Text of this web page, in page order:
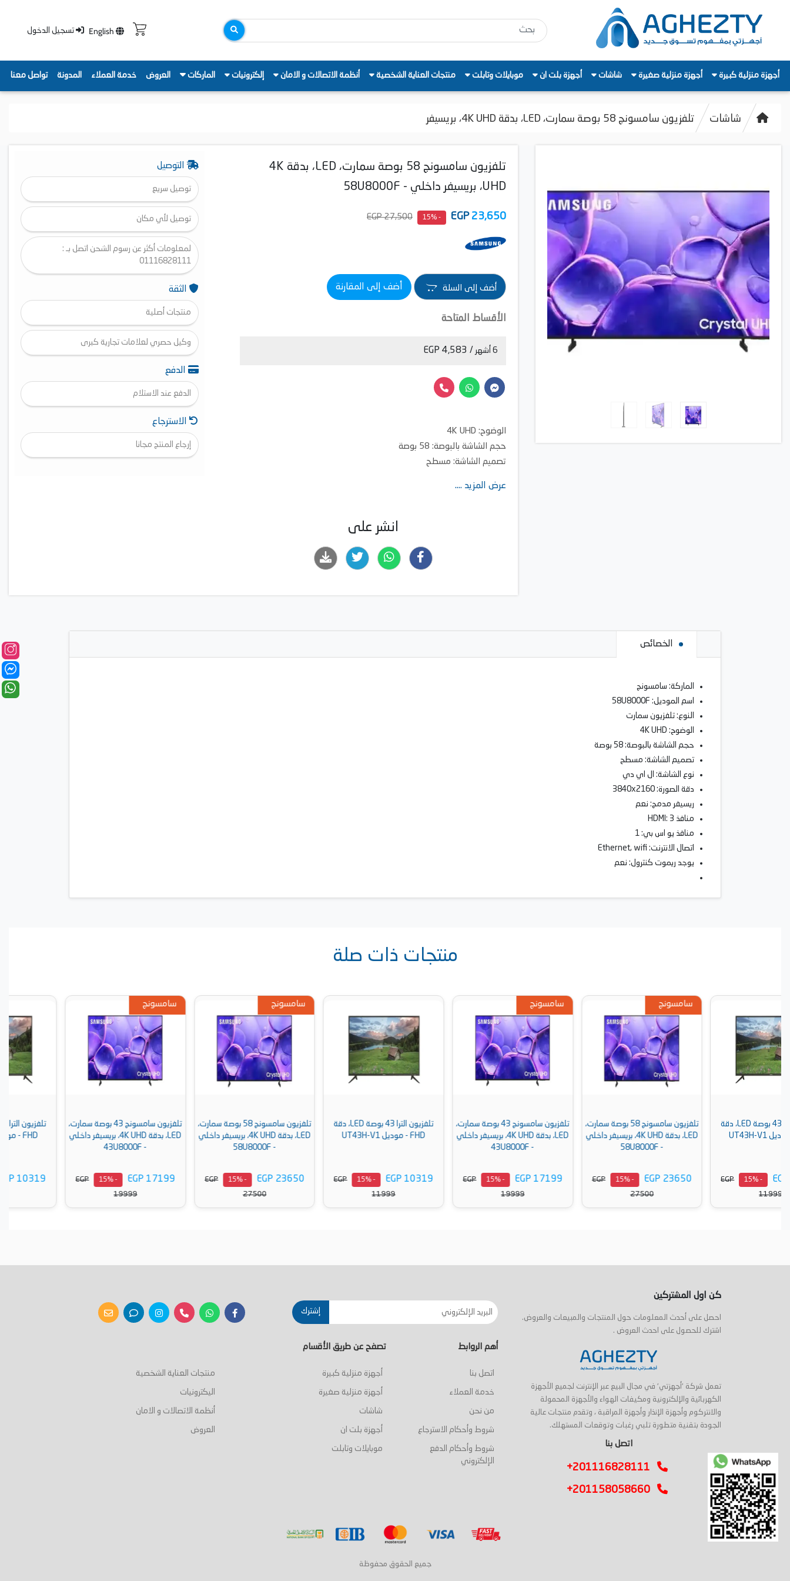
English تسجيل الدخول
أجهزة منزلية كبيرة أجهزة منزلية صغيرة شاشات أجهزة بلت ان موبايلات وتابلت منتجات العناية الشخصية أنظمة الاتصالات و الامان إلكترونيات الماركات العروض خدمة العملاء المدونة تواصل معنا
شاشات تلفزيون سامسونج 58 بوصة سمارت، LED، بدقة 4K UHD، بريسيفر
تلفزيون سامسونج 58 بوصة سمارت، LED، بدقة 4K
UHD، بريسيفر داخلي - 58U8000F
23,650
EGP
- 15%
27,500 EGP
أضف إلى السلة أضف إلى المقارنة
الأقساط المتاحة
6 أشهر / 4,583 EGP
الوضوح: 4K UHD
حجم الشاشة بالبوصة: 58 بوصة
تصميم الشاشة: مسطح
دقة الصورة: 3840x2160
عرض المزيد ....
انشر على
التوصيل
توصيل سريع
توصيل لأي مكان
لمعلومات أكثر عن رسوم الشحن اتصل بـ :
01116828111
الثقة
منتجات أصلية
وكيل حصري لعلامات تجارية كبرى
الدفع
الدفع عند الاستلام
الاسترجاع
إرجاع المنتج مجانا
الخصائص
الماركة: سامسونج
اسم الموديل: 58U8000F
النوع: تلفزيون سمارت
الوضوح: 4K UHD
حجم الشاشة بالبوصة: 58 بوصة
تصميم الشاشة: مسطح
نوع الشاشة: ال اي دي
دقة الصورة: 3840x2160
ريسيفر مدمج: نعم
منافذ HDMI: 3
منافذ يو اس بي: 1
اتصال الانترنت: Ethernet, wifi
يوجد ريموت كنترول: نعم
منتجات ذات صلة
تلفزيون سامسونج 58 بوصة سمارت،
LED، بدقة 4K UHD، بريسيفر داخلي
EGP 23650
EGP
تلفزيون سامسونج 43 بوصة سمارت،
LED، بدقة 4K UHD، بريسيفر داخلي
EGP 17199
EGP
تلفزيون الترا 43 بوصة LED، دقة
FHD - موديل UT43H-V1
EGP 10319
EGP
تلفزيون سامسونج 58 بوصة سمارت،
LED، بدقة 4K UHD، بريسيفر داخلي
EGP 23650
EGP
تلفزيون سامسونج 43 بوصة سمارت،
LED، بدقة 4K UHD، بريسيفر داخلي
EGP 17199
EGP
تلفزيون الترا 43 بوصة LED، دقة
FHD - موديل UT43H-V1
EGP 10319
EGP
كن اول المشتركين
احصل على أحدث المعلومات حول المنتجات والمبيعات والعروض.
اشترك للحصول على احدث العروض .
إشترك
تعمل شركة 'أجهزتي' في مجال البيع عبر الإنترنت لجميع الأجهزة
الكهربائية والإلكترونية ومكيفات الهواء والأجهزة المحمولة
والانتركوم وأجهزة الإنذار وأجهزة المراقبة ، وتقدم منتجات عالية
الجودة بتقنية متطورة تلبي رغبات وتوقعات المستهلك.
اتصل بنا
+201116828111
+201158058660
أهم الروابط
اتصل بنا
خدمة العملاء
من نحن
شروط وأحكام الاسترجاع
شروط وأحكام الدفع
الإلكتروني
تصفح عن طريق الأقسام
أجهزة منزلية كبيرة
أجهزة منزلية صغيرة
شاشات
أجهزة بلت ان
موبايلات وتابلت
منتجات العناية الشخصية
اليكترونيات
أنظمة الاتصالات و الامان
العروض
جميع الحقوق محفوظة